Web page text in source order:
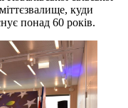
куди
понад 60 років.